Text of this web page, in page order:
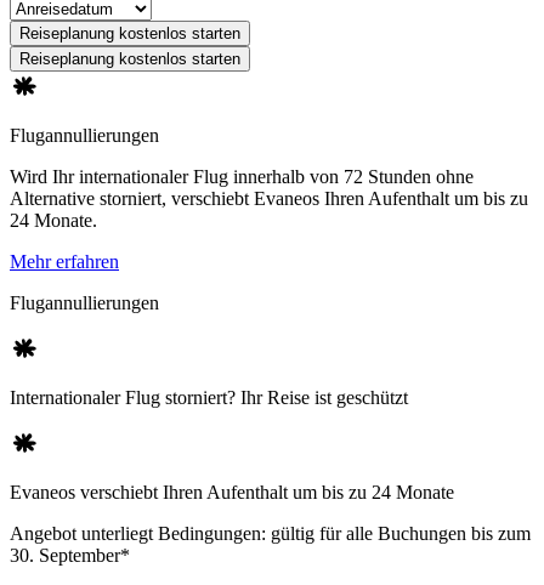
Reiseplanung kostenlos starten
Reiseplanung kostenlos starten
Flugannullierungen
Wird Ihr internationaler Flug innerhalb von 72 Stunden ohne
Alternative storniert, verschiebt Evaneos Ihren Aufenthalt um bis zu
24 Monate.
Mehr erfahren
Flugannullierungen
Internationaler Flug storniert? Ihr Reise ist geschützt
Evaneos verschiebt Ihren Aufenthalt um bis zu 24 Monate
Angebot unterliegt Bedingungen: gültig für alle Buchungen bis zum
30. September*